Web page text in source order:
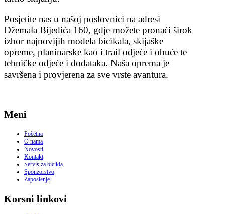
Posjetite nas u našoj poslovnici na adresi
Džemala Bijedića 160, gdje možete pronaći širok
izbor najnovijih modela bicikala, skijaške
opreme, planinarske kao i trail odjeće i obuće te
tehničke odjeće i dodataka. Naša oprema je
savršena i provjerena za sve vrste avantura.
Meni
Početna
O nama
Novosti
Kontakt
Servis za bicikla
Sponzorstvo
Zaposlenje
Korsni linkovi